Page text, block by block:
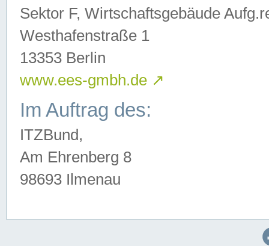
Sektor F, Wirtschaftsgebäude
Westhafenstraße 1
13353 Berlin
www.ees-gmbh.de ↗
Im Auftrag des:
ITZBund,
Am Ehrenberg 8
98693 Ilmenau